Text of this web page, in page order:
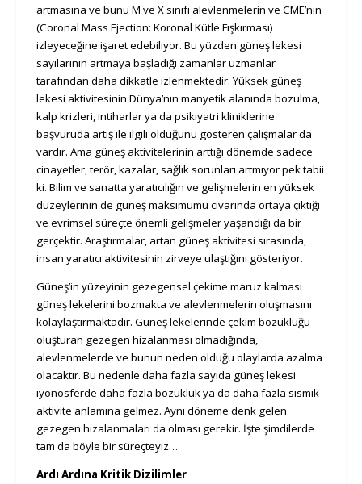
artmasına ve bunu M ve X sınıfı alevlenmelerin ve CME’nin
(Coronal Mass Ejection: Koronal Kütle Fışkırması)
izleyeceğine işaret edebiliyor. Bu yüzden güneş lekesi
sayılarının artmaya başladığı zamanlar uzmanlar
tarafından daha dikkatle izlenmektedir. Yüksek güneş
lekesi aktivitesinin Dünya’nın manyetik alanında bozulma,
kalp krizleri, intiharlar ya da psikiyatri kliniklerine
başvuruda artış ile ilgili olduğunu gösteren çalışmalar da
vardır. Ama güneş aktivitelerinin arttığı dönemde sadece
cinayetler, terör, kazalar, sağlık sorunları artmıyor pek tabii
ki. Bilim ve sanatta yaratıcılığın ve gelişmelerin en yüksek
düzeylerinin de güneş maksimumu civarında ortaya çıktığı
ve evrimsel süreçte önemli gelişmeler yaşandığı da bir
gerçektir. Araştırmalar, artan güneş aktivitesi sırasında,
insan yaratıcı aktivitesinin zirveye ulaştığını gösteriyor.
Güneş’in yüzeyinin gezegensel çekime maruz kalması
güneş lekelerini bozmakta ve alevlenmelerin oluşmasını
kolaylaştırmaktadır. Güneş lekelerinde çekim bozukluğu
oluşturan gezegen hizalanması olmadığında,
alevlenmelerde ve bunun neden olduğu olaylarda azalma
olacaktır. Bu nedenle daha fazla sayıda güneş lekesi
iyonosferde daha fazla bozukluk ya da daha fazla sismik
aktivite anlamına gelmez. Aynı döneme denk gelen
gezegen hizalanmaları da olması gerekir. İşte şimdilerde
tam da böyle bir süreçteyiz…
Ardı Ardına Kritik Dizilimler